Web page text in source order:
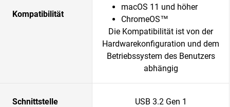
Kompatibilität
macOS 11 und höher
ChromeOS™
Die Kompatibilität ist von der
Hardwarekonfiguration und dem
Betriebssystem des Benutzers
abhängig
Schnittstelle USB 3.2 Gen 1